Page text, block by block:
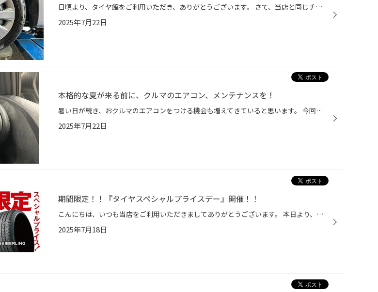
日頃より、タイヤ館をご利用いただき、ありがとうございます。 さて、当店と同じチェーン店の近隣タイヤ館店舗で作業いたしましたタイヤ交換作業をご紹介します。 （WEB掲載をご快諾いただきましたお客様！大変感謝しております。 いつもご愛顧いただき誠にありがとうございます！！） おクルマ：ホ...
2025年7月22日
本格的な夏が来る前に、クルマのエアコン、メンテナンスを！
暑い日が続き、おクルマのエアコンをつける機会も増えてきていると思います。 今回は暑い夏に向けた、おクルマのエアコン向け、おススメ商品のご紹介です！ 【おクルマのエアコン、メンテナンスにオススメ商品！】 エアコンには、コンプレッサーという、エアコンを動かす心臓のようなものがあり、 ...
2025年7月22日
期間限定！！『タイヤスペシャルプライスデー』開催！！
こんにちは、いつも当店をご利用いただきましてありがとうございます。 本日より、コクピット・タイヤ館におきまして、 期間限定！ サイズ限定！！ 数量限定！！！ お得にお買い求めいただける、「タイヤスペシャルプライスデー」がスタートします！ お得なタイヤのご紹介！！ ワゴンR、N-BOX、タン...
2025年7月18日